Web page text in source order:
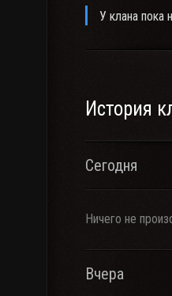
У клана пока
История
Сегодня
Ничего не
Вчера